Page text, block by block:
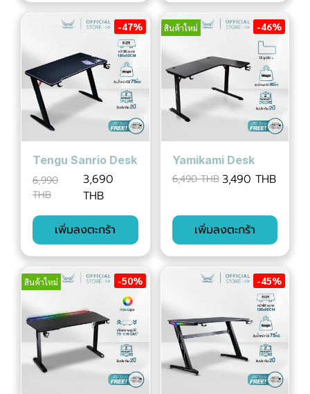
-47%
Tengu Sanrio Desk
6,990
THB
3,690
THB
เพิ่มลงตะกร้า
สินค้าใหม่ -46%
Yamikami Desk
6,490 THB 3,490 THB
เพิ่มลงตะกร้า
สินค้าใหม่ -50% -45%